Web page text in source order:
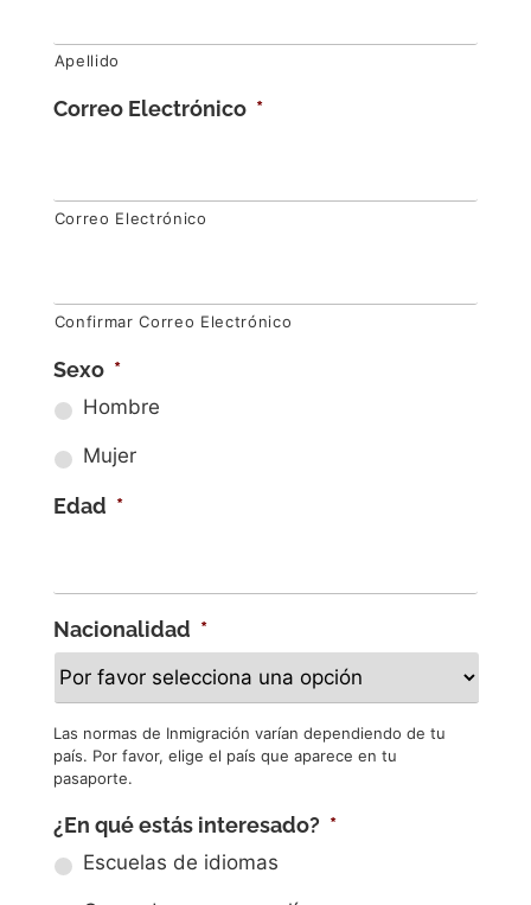
Apellido
Correo Electrónico *
Correo Electrónico
Confirmar Correo Electrónico
Sexo *
Hombre
Mujer
Edad *
Nacionalidad *
Las normas de Inmigración varían dependiendo de tu
país. Por favor, elige el país que aparece en tu
pasaporte.
¿En qué estás interesado? *
Escuelas de idiomas